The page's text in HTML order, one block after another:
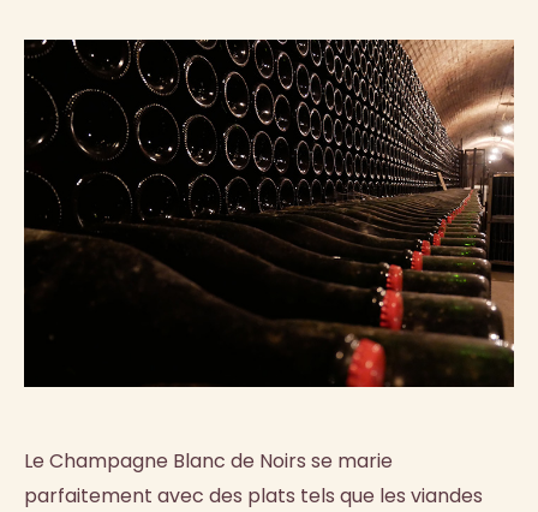
Le Champagne Blanc de Noirs se marie
parfaitement avec des plats tels que les viandes